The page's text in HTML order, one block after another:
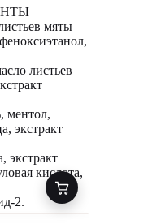
мяты
листьев
ментол,
экстракт
экстракт
кислота,
2.